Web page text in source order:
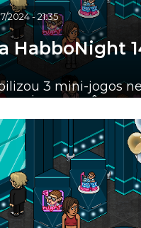
2024-21:35
HabboNight
3 mini-jogos
jogos você